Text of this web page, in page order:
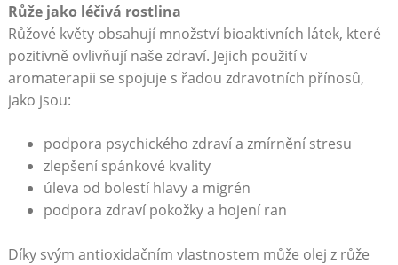
Růže ⁢jako léčivá rostlina
Růžové ​květy obsahují ⁢množství bioaktivních látek, které
pozitivně‌ ovlivňují naše zdraví. Jejich použití v
aromaterapii se spojuje s řadou zdravotních přínosů,
jako⁢ jsou:
podpora psychického‌ zdraví a zmírnění stresu
zlepšení spánkové kvality
úleva od bolestí hlavy a migrén
podpora zdraví pokožky a hojení ran
Díky svým ‍antioxidačním⁤ vlastnostem může olej​ z růže